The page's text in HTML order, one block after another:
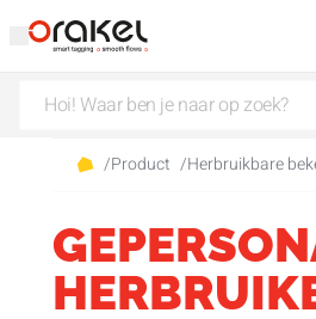
/Product /Herbruikbare